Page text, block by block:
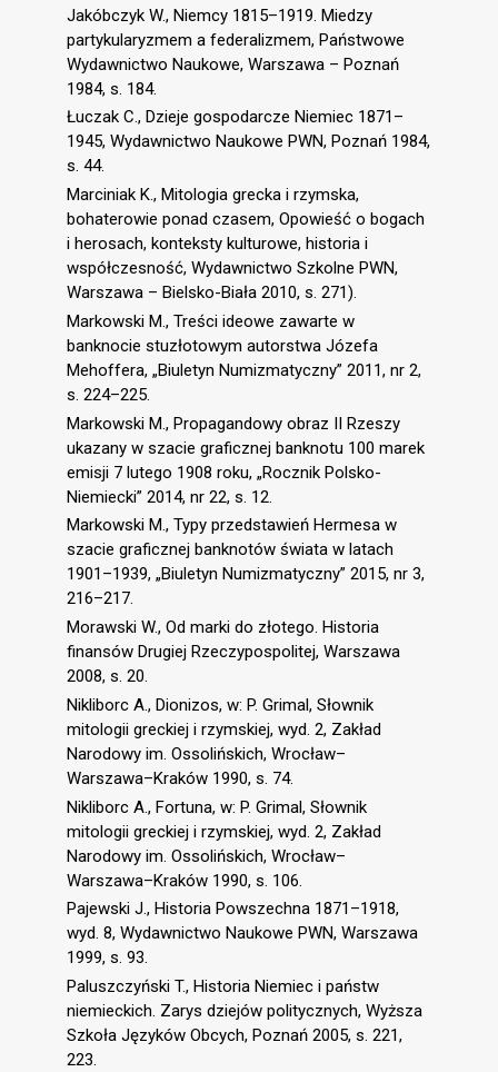
Jakóbczyk W., Niemcy 1815–1919. Miedzy
partykularyzmem a federalizmem, Państwowe
Wydawnictwo Naukowe, Warszawa – Poznań
1984, s. 184.
Łuczak C., Dzieje gospodarcze Niemiec 1871–
1945, Wydawnictwo Naukowe PWN, Poznań 1984,
s. 44.
Marciniak K., Mitologia grecka i rzymska,
bohaterowie ponad czasem, Opowieść o bogach
i herosach, konteksty kulturowe, historia i
współczesność, Wydawnictwo Szkolne PWN,
Warszawa – Bielsko-Biała 2010, s. 271).
Markowski M., Treści ideowe zawarte w
banknocie stuzłotowym autorstwa Józefa
Mehoffera, „Biuletyn Numizmatyczny” 2011, nr 2,
s. 224–225.
Markowski M., Propagandowy obraz II Rzeszy
ukazany w szacie graficznej banknotu 100 marek
emisji 7 lutego 1908 roku, „Rocznik Polsko-
Niemiecki” 2014, nr 22, s. 12.
Markowski M., Typy przedstawień Hermesa w
szacie graficznej banknotów świata w latach
1901–1939, „Biuletyn Numizmatyczny” 2015, nr 3,
216–217.
Morawski W., Od marki do złotego. Historia
finansów Drugiej Rzeczypospolitej, Warszawa
2008, s. 20.
Nikliborc A., Dionizos, w: P. Grimal, Słownik
mitologii greckiej i rzymskiej, wyd. 2, Zakład
Narodowy im. Ossolińskich, Wrocław–
Warszawa–Kraków 1990, s. 74.
Nikliborc A., Fortuna, w: P. Grimal, Słownik
mitologii greckiej i rzymskiej, wyd. 2, Zakład
Narodowy im. Ossolińskich, Wrocław–
Warszawa–Kraków 1990, s. 106.
Pajewski J., Historia Powszechna 1871–1918,
wyd. 8, Wydawnictwo Naukowe PWN, Warszawa
1999, s. 93.
Paluszczyński T., Historia Niemiec i państw
niemieckich. Zarys dziejów politycznych, Wyższa
Szkoła Języków Obcych, Poznań 2005, s. 221,
223.